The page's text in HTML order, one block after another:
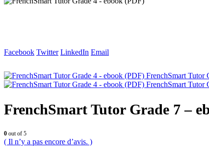
Facebook Twitter LinkedIn Email
FrenchSmart Tutor
FrenchSmart Tutor
FrenchSmart Tutor Grade 7 –
0 out of 5
( Il n’y a pas encore d’avis. )